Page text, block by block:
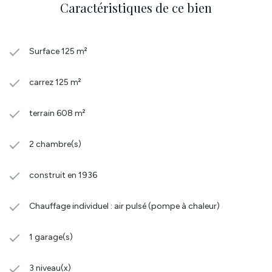
Caractéristiques de ce bien
Surface 125 m²
carrez 125 m²
terrain 608 m²
2 chambre(s)
construit en 1936
Chauffage individuel : air pulsé (pompe à chaleur)
1 garage(s)
3 niveau(x)